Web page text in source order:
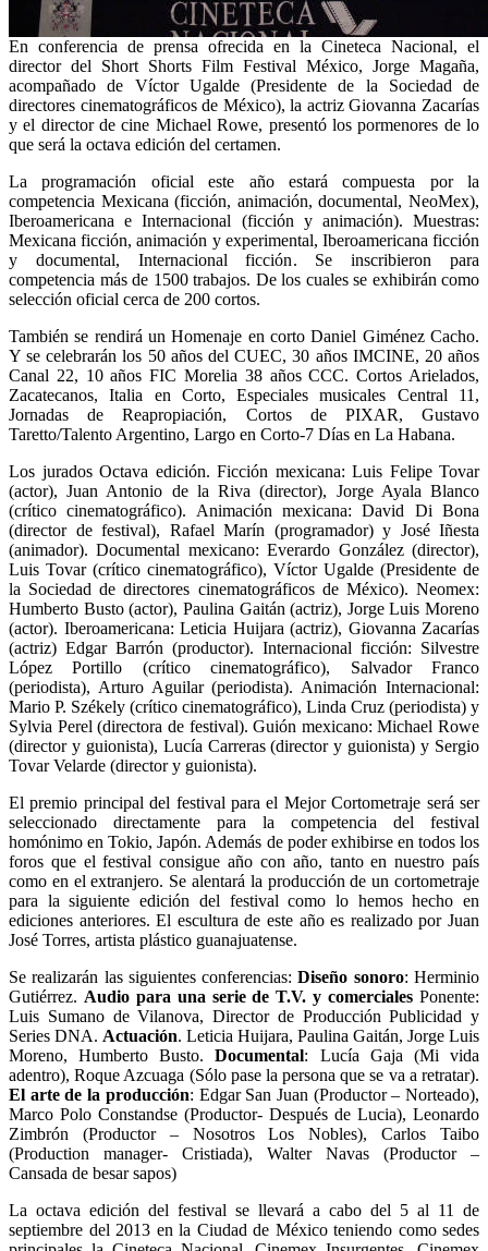
En conferencia de prensa ofrecida en la Cineteca Nacional, el
director del Short Shorts Film Festival México, Jorge Magaña,
acompañado de Víctor Ugalde (Presidente de la Sociedad de
directores cinematográficos de México), la actriz Giovanna Zacarías
y el director de cine Michael Rowe, presentó los pormenores de lo
que será la octava edición del certamen.
La programación oficial este año estará compuesta por la
competencia Mexicana (ficción, animación, documental, NeoMex),
Iberoamericana e Internacional (ficción y animación). Muestras:
Mexicana ficción, animación y experimental, Iberoamericana ficción
y documental, Internacional ficción. Se inscribieron para
competencia más de 1500 trabajos. De los cuales se exhibirán como
selección oficial cerca de 200 cortos.
También se rendirá un Homenaje en corto Daniel Giménez Cacho.
Y se celebrarán los 50 años del CUEC, 30 años IMCINE, 20 años
Canal 22, 10 años FIC Morelia 38 años CCC. Cortos Arielados,
Zacatecanos, Italia en Corto, Especiales musicales Central 11,
Jornadas de Reapropiación, Cortos de PIXAR, Gustavo
Taretto/Talento Argentino, Largo en Corto-7 Días en La Habana.
Los jurados Octava edición. Ficción mexicana: Luis Felipe Tovar
(actor), Juan Antonio de la Riva (director), Jorge Ayala Blanco
(crítico cinematográfico). Animación mexicana: David Di Bona
(director de festival), Rafael Marín (programador) y José Iñesta
(animador). Documental mexicano: Everardo González (director),
Luis Tovar (crítico cinematográfico), Víctor Ugalde (Presidente de
la Sociedad de directores cinematográficos de México). Neomex:
Humberto Busto (actor), Paulina Gaitán (actriz), Jorge Luis Moreno
(actor). Iberoamericana: Leticia Huijara (actriz), Giovanna Zacarías
(actriz) Edgar Barrón (productor). Internacional ficción: Silvestre
López Portillo (crítico cinematográfico), Salvador Franco
(periodista), Arturo Aguilar (periodista). Animación Internacional:
Mario P. Székely (crítico cinematográfico), Linda Cruz (periodista) y
Sylvia Perel (directora de festival). Guión mexicano: Michael Rowe
(director y guionista), Lucía Carreras (director y guionista) y Sergio
Tovar Velarde (director y guionista).
El premio principal del festival para el Mejor Cortometraje será ser
seleccionado directamente para la competencia del festival
homónimo en Tokio, Japón. Además de poder exhibirse en todos los
foros que el festival consigue año con año, tanto en nuestro país
como en el extranjero. Se alentará la producción de un cortometraje
para la siguiente edición del festival como lo hemos hecho en
ediciones anteriores. El escultura de este año es realizado por Juan
José Torres, artista plástico guanajuatense.
Se realizarán las siguientes conferencias:Diseño sonoro: Herminio
Gutiérrez. Audio para una serie de T.V. y comercialesPonente:
Luis Sumano de Vilanova, Director de Producción Publicidad y
Series DNA. Actuación. Leticia Huijara, Paulina Gaitán, Jorge Luis
Moreno, Humberto Busto.Documental: Lucía Gaja (Mi vida
adentro), Roque Azcuaga (Sólo pase la persona que se va a retratar).
El arte de la producción: Edgar San Juan (Productor – Norteado),
Marco Polo Constandse (Productor- Después de Lucia), Leonardo
Zimbrón (Productor – Nosotros Los Nobles), Carlos Taibo
(Production manager- Cristiada), Walter Navas (Productor –
Cansada de besar sapos)
La octava edición del festival se llevará a cabo del 5 al 11 de
septiembre del 2013 en la Ciudad de México teniendo como sedes